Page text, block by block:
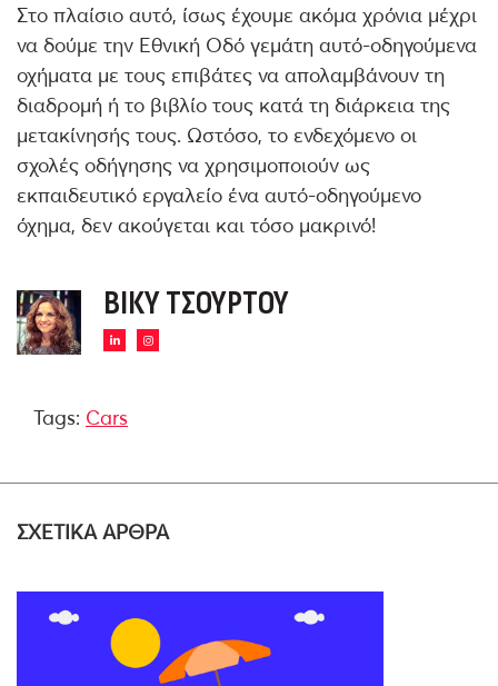
Στο πλαίσιο αυτό, ίσως έχουμε ακόμα χρόνια μέχρι
να δούμε την Εθνική Οδό γεμάτη αυτό-οδηγούμενα
οχήματα με τους επιβάτες να απολαμβάνουν τη
διαδρομή ή το βιβλίο τους κατά τη διάρκεια της
μετακίνησής τους. Ωστόσο, το ενδεχόμενο οι
σχολές οδήγησης να χρησιμοποιούν ως
εκπαιδευτικό εργαλείο ένα αυτό-οδηγούμενο
όχημα, δεν ακούγεται και τόσο μακρινό!
ΒΊΚΥ ΤΣΟΎΡΤΟΥ
Tags: Cars
ΣΧΕΤΙΚΑ ΑΡΘΡΑ